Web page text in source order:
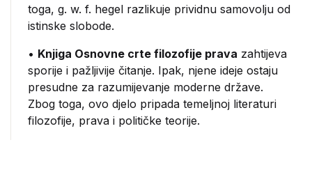
toga, g. w. f. hegel razlikuje prividnu samovolju od
istinske slobode.
• Knjiga Osnovne crte filozofije prava zahtijeva
sporije i pažljivije čitanje. Ipak, njene ideje ostaju
presudne za razumijevanje moderne države.
Zbog toga, ovo djelo pripada temeljnoj literaturi
filozofije, prava i političke teorije.